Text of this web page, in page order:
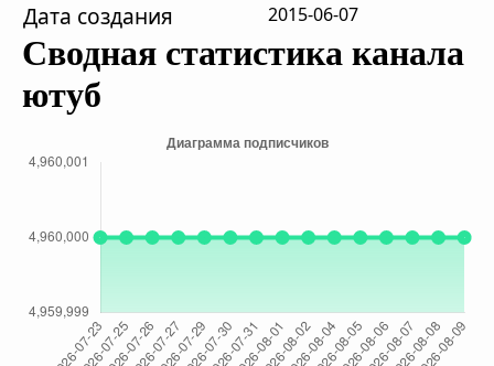
Дата создания 2015-06-07
Сводная статистика канала
ютуб